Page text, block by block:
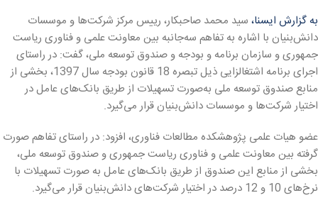
به گزارش ایسنا، سید محمد صاحبکار، رییس مرکز شرکت‌ها و موسسات
دانش‌بنیان با اشاره به تفاهم سه‌جانبه بین معاونت علمی و فناوری ریاست
جمهوری و سازمان برنامه و بودجه و صندوق توسعه ملی، گفت: در راستای
اجرای برنامه اشتغالزایی ذیل تبصره 18 قانون بودجه سال 1397، بخشی از
منابع صندوق توسعه ملی به‌صورت تسهیلات از طریق بانک‌های عامل در
اختیار شرکت‌ها و موسسات دانش‌بنیان قرار می‌گیرد.
عضو هیات علمی پژوهشکده مطالعات فناوری، افزود: در راستای تفاهم صورت
گرفته بین معاونت علمی و فناوری ریاست جمهوری و صندوق توسعه ملی،
بخشی از منابع این صندوق از طریق بانک‌های عامل به صورت تسهیلات با
نرخ‌های 10 و 12 درصد در اختیار شرکت‌های دانش‌بنیان قرار می‌گیرد.